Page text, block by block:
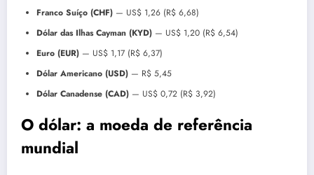
Franco Suíço (CHF) — US$ 1,26 (R$ 6,68)
Dólar das Ilhas Cayman (KYD) — US$ 1,20 (R$ 6,54)
Euro (EUR) — US$ 1,17 (R$ 6,37)
Dólar Americano (USD) — R$ 5,45
Dólar Canadense (CAD) — US$ 0,72 (R$ 3,92)
O dólar: a moeda de referência
mundial